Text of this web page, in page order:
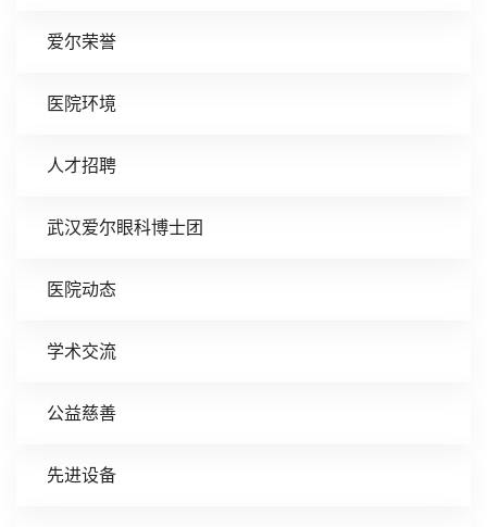
爱尔荣誉
医院环境
人才招聘
武汉爱尔眼科博士团
医院动态
学术交流
公益慈善
先进设备